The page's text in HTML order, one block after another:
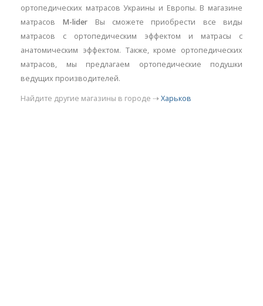
ортопедических матрасов Украины и Европы. В магазине
матрасов M-lider Вы сможете приобрести все виды
матрасов с ортопедическим эффектом и матрасы с
анатомическим эффектом. Также, кроме ортопедических
матрасов, мы предлагаем ортопедические подушки
ведущих производителей.
Найдите другие магазины в городе ⇢ Харьков